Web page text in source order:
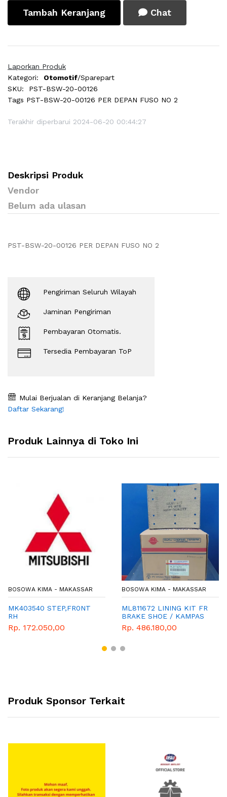
Tambah Keranjang Chat
Laporkan Produk
Kategori:
Otomotif/Sparepart
SKU:
PST-BSW-20-00126
Tags PST-BSW-20-00126 PER DEPAN FUSO NO 2
Terakhir diperbarui 2024-06-20 00:44:27
Deskripsi Produk
Vendor
Belum ada ulasan
PST-BSW-20-00126 PER DEPAN FUSO NO 2
Pengiriman Seluruh Wilayah
Jaminan Pengiriman
Pembayaran Otomatis.
Tersedia Pembayaran ToP
Mulai Berjualan di Keranjang Belanja?
Daftar Sekarang!
Produk Lainnya di Toko Ini
BOSOWA KIMA - MAKASSAR
MK403540 STEP,FR0NT
RH
Rp. 172.050,00
BOSOWA KIMA - MAKASSAR
ML811672 LINING KIT FR
BRAKE SHOE / KAMPAS
REM DEPAN FUSO FM 517
Rp. 486.180,00
Produk Sponsor Terkait